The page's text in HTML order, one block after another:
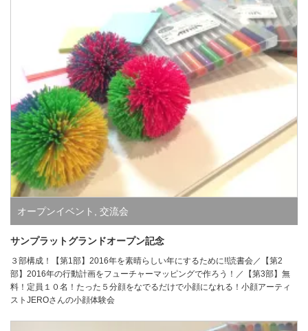
オープンイベント , 交流会
サンプラットグランドオープン記念
３部構成！【第1部】2016年を素晴らしい年にするために!!読書会／【第2
部】2016年の行動計画をフューチャーマッピングで作ろう！／【第3部】無
料！定員１０名！たった５分顔をなでるだけで小顔になれる！小顔アーティ
ストJEROさんの小顔体験会